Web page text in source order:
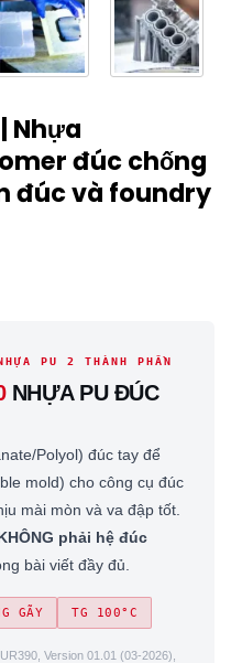
Nhựa
đúc chống
đúc và foundry
PU 2 THÀNH PHẦN
NHỰA PU ĐÚC
Polyol) đúc tay để
mold) cho công cụ đúc
mài mòn và va đập tốt.
phải hệ đúc
bài viết đầy đủ.
GÃY TG 100°C
Version 01.01 (03-2026),